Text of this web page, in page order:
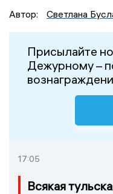
Автор:
Светлана
Присылайте
Дежурному –
17:05
Всякая